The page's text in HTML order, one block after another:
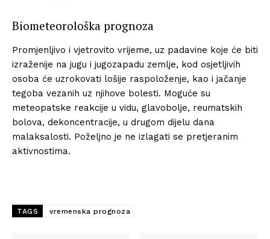
Biometeorološka prognoza
Promjenljivo i vjetrovito vrijeme, uz padavine koje će biti
izraženije na jugu i jugozapadu zemlje, kod osjetljivih
osoba će uzrokovati lošije raspoloženje, kao i jačanje
tegoba vezanih uz njihove bolesti. Moguće su
meteopatske reakcije u vidu, glavobolje, reumatskih
bolova, dekoncentracije, u drugom dijelu dana
malaksalosti. Poželjno je ne izlagati se pretjeranim
aktivnostima.
TAGS vremenska prognoza